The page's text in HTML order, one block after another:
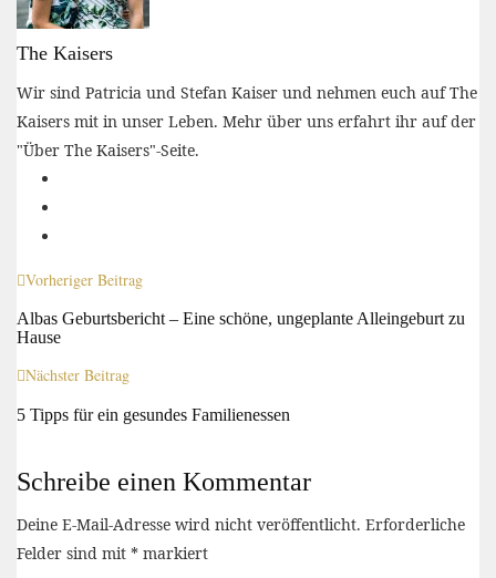
The Kaisers
Wir sind Patricia und Stefan Kaiser und nehmen euch auf The
Kaisers mit in unser Leben. Mehr über uns erfahrt ihr auf der
"Über The Kaisers"-Seite.
Vorheriger Beitrag
Albas Geburtsbericht – Eine schöne, ungeplante Alleingeburt zu
Hause
Nächster Beitrag
5 Tipps für ein gesundes Familienessen
Schreibe einen Kommentar
Deine E-Mail-Adresse wird nicht veröffentlicht. Erforderliche
Felder sind mit * markiert